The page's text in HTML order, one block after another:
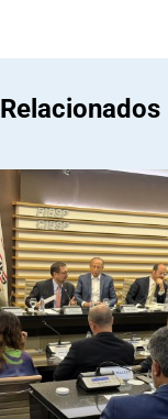
Relacionados